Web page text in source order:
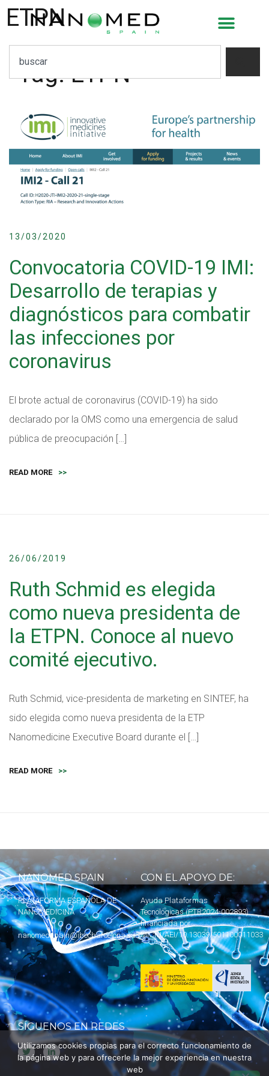
ETPN
Tag:ETPN
13/03/2020
Convocatoria COVID-19 IMI:
Desarrollo de terapias y
diagnósticos para combatir
las infecciones por
coronavirus
El brote actual de coronavirus (COVID-19) ha sido
declarado por la OMS como una emergencia de salud
pública de preocupación […]
READ MORE >>
26/06/2019
Ruth Schmid es elegida
como nueva presidenta de
la ETPN. Conoce al nuevo
comité ejecutivo.
Ruth Schmid, vice-presidenta de marketing en SINTEF, ha
sido elegida como nueva presidenta de la ETP
Nanomedicine Executive Board durante el […]
READ MORE >>
NANOMED SPAIN
PLATAFORMA ESPAÑOLA DE
NANOMEDICINA
nanomedspain@ibecbarcelona.eu
CON EL APOYO DE:
Ayuda Plataformas
Tecnológicas (PTR2024-002893)
financiada por
MICIU/AEI/10.13039/501100011033
SÍGUENOS EN REDES
Utilizamos cookies propias para el correcto funcionamiento de
la página web y para ofrecerle la mejor experiencia en nuestra
web